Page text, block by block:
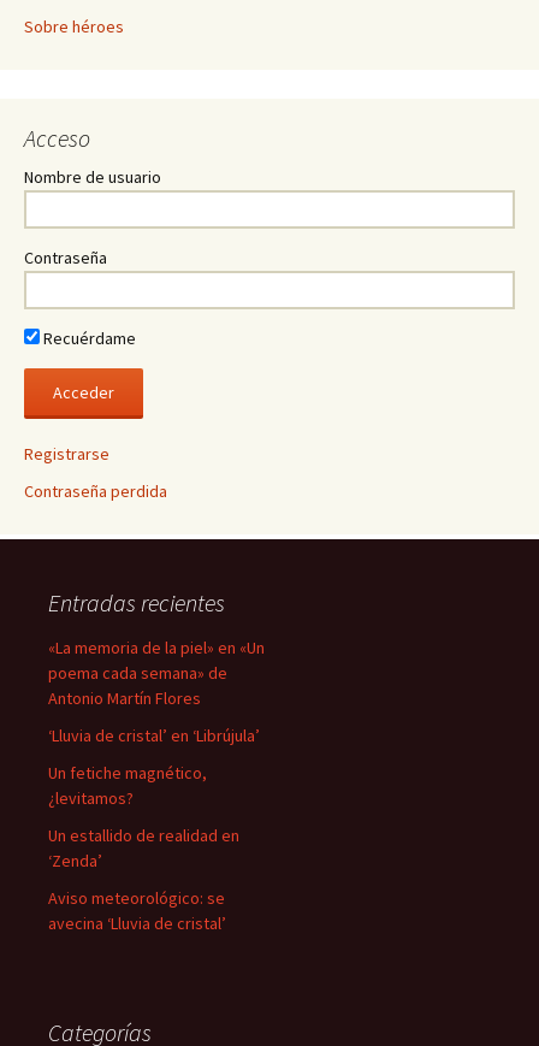
Sobre héroes
Acceso
Nombre de usuario
Contraseña
Recuérdame
Registrarse
Contraseña perdida
Entradas recientes
«La memoria de la piel» en «Un
poema cada semana» de
Antonio Martín Flores
‘Lluvia de cristal’ en ‘Librújula’
Un fetiche magnético,
¿levitamos?
Un estallido de realidad en
‘Zenda’
Aviso meteorológico: se
avecina ‘Lluvia de cristal’
Categorías